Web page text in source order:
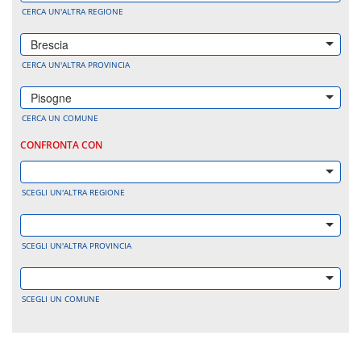
CERCA UN'ALTRA REGIONE
Brescia
CERCA UN'ALTRA PROVINCIA
Pisogne
CERCA UN COMUNE
CONFRONTA CON
SCEGLI UN'ALTRA REGIONE
SCEGLI UN'ALTRA PROVINCIA
SCEGLI UN COMUNE